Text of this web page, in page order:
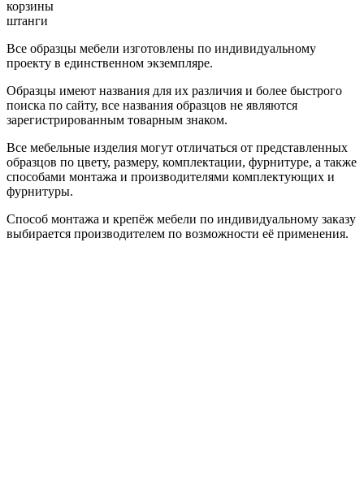
корзины
штанги
Все образцы мебели изготовлены по индивидуальному
проекту в единственном экземпляре.
Образцы имеют названия для их различия и более быстрого
поиска по сайту, все названия образцов не являются
зарегистрированным товарным знаком.
Все мебельные изделия могут отличаться от представленных
образцов по цвету, размеру, комплектации, фурнитуре, а также
способами монтажа и производителями комплектующих и
фурнитуры.
Способ монтажа и крепёж мебели по индивидуальному заказу
выбирается производителем по возможности её применения.